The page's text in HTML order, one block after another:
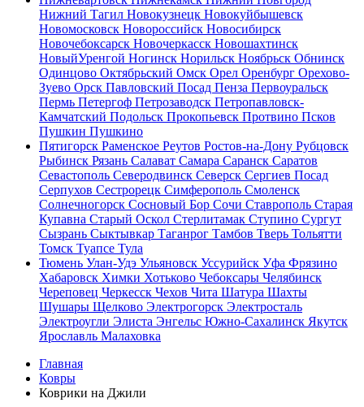
Нижний Тагил Новокузнецк Новокуйбышевск
Новомосковск Новороссийск Новосибирск
Новочебоксарск Новочеркасск Новошахтинск
НовыйУренгой Ногинск Норильск Ноябрьск Обнинск
Одинцово Октябрьский Омск Орел Оренбург Орехово-
Зуево Орск Павловский Посад Пенза Первоуральск
Пермь Петергоф Петрозаводск Петропавловск-
Камчатский Подольск Прокопьевск Протвино Псков
Пушкин Пушкино
Пятигорск Раменское Реутов Ростов-на-Дону Рубцовск
Рыбинск Рязань Салават Самара Саранск Саратов
Севастополь Северодвинск Северск Сергиев Посад
Серпухов Сестрорецк Симферополь Смоленск
Солнечногорск Сосновый Бор Сочи Ставрополь Старая
Купавна Старый Оскол Стерлитамак Ступино Сургут
Сызрань Сыктывкар Таганрог Тамбов Тверь Тольятти
Томск Туапсе Тула
Тюмень Улан-Удэ Ульяновск Уссурийск Уфа Фрязино
Хабаровск Химки Хотьково Чебоксары Челябинск
Череповец Черкесск Чехов Чита Шатура Шахты
Шушары Щелково Электрогорск Электросталь
Электроугли Элиста Энгельс Южно-Сахалинск Якутск
Ярославль Малаховка
Главная
Ковры
Коврики на Джили